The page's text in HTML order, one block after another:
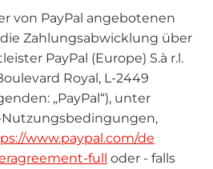
von PayPal angebotenen
Zahlungsabwicklung über
PayPal (Europe) S.à r.l.
Royal, L-2449
„PayPal“), unter
Nutzungsbedingungen,
www.paypal.com/de
full oder - falls